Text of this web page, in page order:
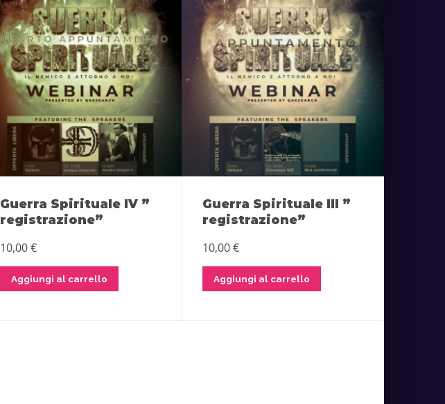
Guerra Spirituale IV ”
registrazione”
10,00€
Aggiungi al carrello
Guerra Spirituale III ”
registrazione”
10,00€
Aggiungi al carrello